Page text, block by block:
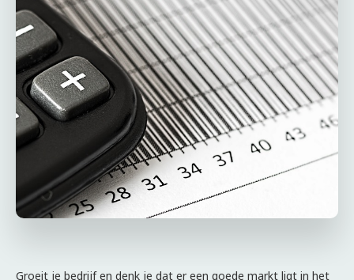
Groeit je bedrijf en denk je dat er een goede markt ligt in het